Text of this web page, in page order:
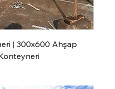
| 300x600 Ahşap